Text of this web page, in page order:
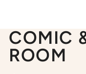
COMIC
ROOM